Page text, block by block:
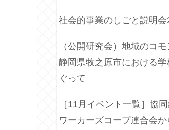
社会的事業のしごと説明会
（公開研究会）地域のコ
静岡県牧之原市における
ぐって
［11月イベント一覧］協
ワーカーズコープ連合会